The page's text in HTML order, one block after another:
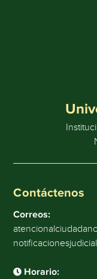
Contáctenos
Correos:
Horario: